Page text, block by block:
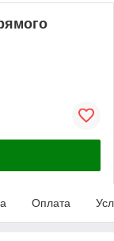
Оплата